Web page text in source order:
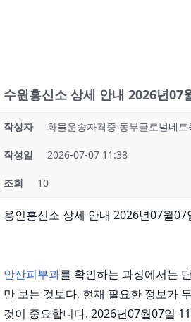
건
뛰
기
수원흥신소 상세 안내 2026년07
작성자 화물운송자격증 동부글로벌네트
작성일 2026-07-07 11:38
조회 10
용인흥신소 상세 안내 2026년07월07
안산피부과를 확인하는 과정에서는
만 보는 것보다, 현재 필요한 정보가
것이 중요합니다. 2026년07월07일